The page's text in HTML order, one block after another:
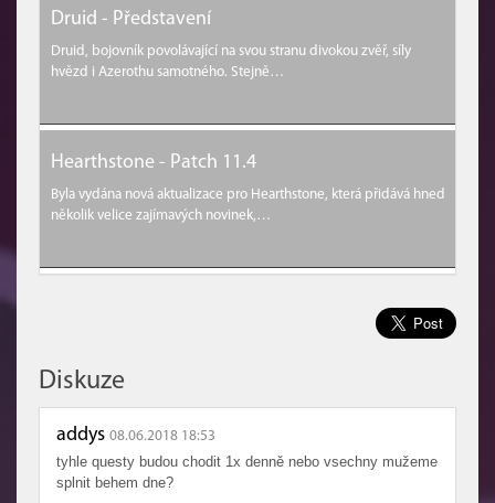
Druid - Představení
Druid, bojovník povolávající na svou stranu divokou zvěř, síly
hvězd i Azerothu samotného. Stejně…
Hearthstone - Patch 11.4
Byla vydána nová aktualizace pro Hearthstone, která přidává hned
několik velice zajímavých novinek,…
Diskuze
addys 08.06.2018 18:53
tyhle questy budou chodit 1x denně nebo vsechny mužeme
splnit behem dne?